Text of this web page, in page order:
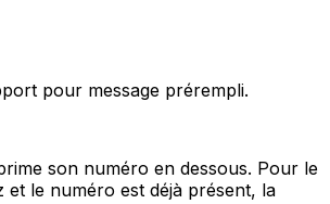
pour message prérempli.
son numéro en dessous. Pour le
le numéro est déjà présent, la